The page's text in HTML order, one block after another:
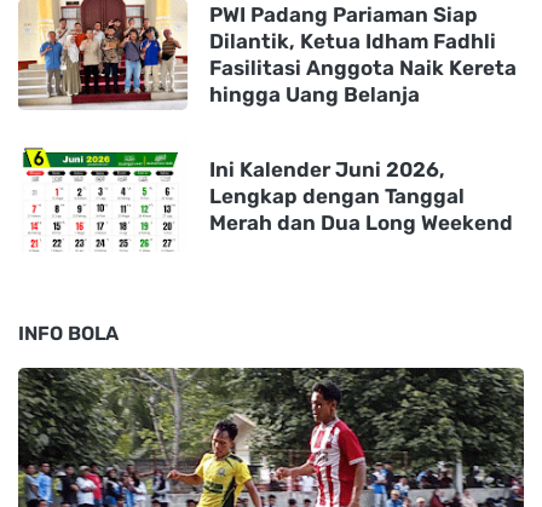
PWI Padang Pariaman Siap
Dilantik, Ketua Idham Fadhli
Fasilitasi Anggota Naik Kereta
hingga Uang Belanja
Ini Kalender Juni 2026,
Lengkap dengan Tanggal
Merah dan Dua Long Weekend
INFO BOLA